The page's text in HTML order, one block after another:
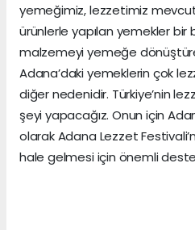
yemeğimiz, lezzetimiz
ürünlerle yapılan yemekler bir
malzemeyi yemeğe
Adana’daki yemeklerin çok
diğer nedenidir. Türkiye’nin
şeyi yapacağız. Onun için
olarak Adana Lezzet
hale gelmesi için önemli